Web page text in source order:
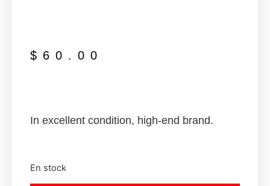
$ 60.00
In excellent condition, high-end brand.
En stock